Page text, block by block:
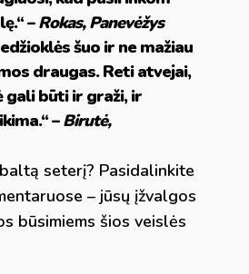
–Rokas, Panevėžys
šuo ir ne mažiau
draugas. Reti atvejai,
gali būti ir graži, ir
–Birutė,
seterį? Pasidalinkite
– jūsų įžvalgos
būsimiems šios veislės